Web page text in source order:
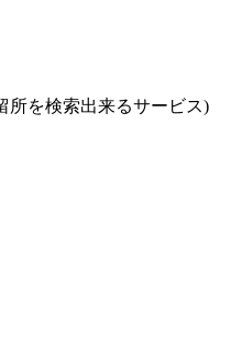
所を検索出来るサービス)